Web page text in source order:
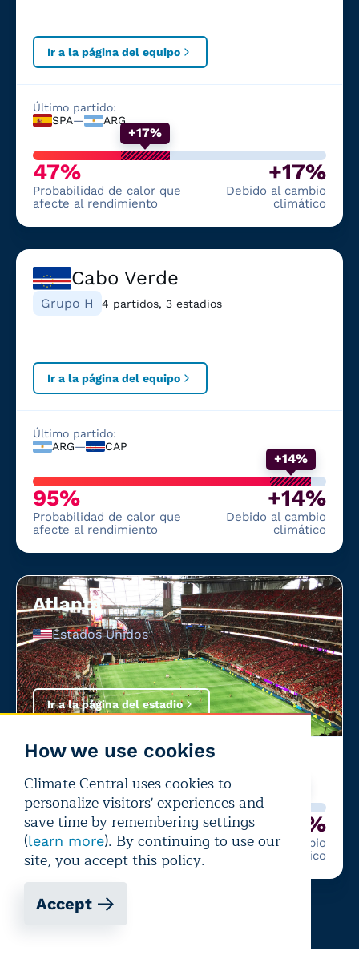
Ir a la página del equipo
Último partido:
SPA— ARG
+17%
47%
Probabilidad de calor que
afecte al rendimiento
+17%
Debido al cambio
climático
Cabo Verde
Grupo H 4 partidos, 3 estadios
Ir a la página del equipo
Último partido:
ARG— CAP
+14%
95%
Probabilidad de calor que
afecte al rendimiento
+14%
Debido al cambio
climático
Atlanta
Estados Unidos
Ir a la página del estadio
Último partido:
92%
Probabilidad de calor que
afecte al rendimiento
+12%
Debido al cambio
climático
How we use cookies
Climate Central uses cookies to
personalize visitors' experiences and
save time by remembering settings
(learn more). By continuing to use our
site, you accept this policy.
Accept